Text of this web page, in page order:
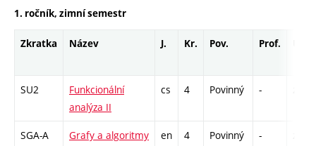
1. ročník, zimní semestr
Zkratka Název J. Kr. Pov. Prof.
SU2
Funkcionální
analýza II
cs 4 Povinný -
SGA-A Grafy a algoritmy en 4 Povinný -